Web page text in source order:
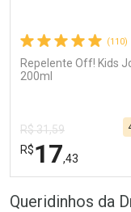
(110)
Repelente Off! Kids
200ml
R$ 31,59
R$17,43
Queridinhos da